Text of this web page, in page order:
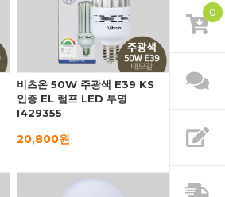
0
비츠온 50W 주광색 E39 KS
인증 EL 램프 LED 투명
I429355
20,800원